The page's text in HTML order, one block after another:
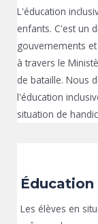
L'éducation
enfants. C'est un
gouvernements
à travers le
de bataille. Nous
l'éducation
situation de
Les élèves en